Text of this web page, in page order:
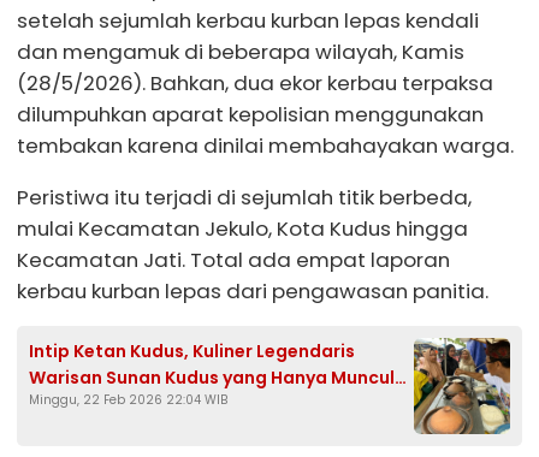
setelah sejumlah kerbau kurban lepas kendali
dan mengamuk di beberapa wilayah, Kamis
(28/5/2026). Bahkan, dua ekor kerbau terpaksa
dilumpuhkan aparat kepolisian menggunakan
tembakan karena dinilai membahayakan warga.
Peristiwa itu terjadi di sejumlah titik berbeda,
mulai Kecamatan Jekulo, Kota Kudus hingga
Kecamatan Jati. Total ada empat laporan
kerbau kurban lepas dari pengawasan panitia.
Intip Ketan Kudus, Kuliner Legendaris
Warisan Sunan Kudus yang Hanya Muncul
Saat Ramadan
Minggu, 22 Feb 2026 22:04 WIB